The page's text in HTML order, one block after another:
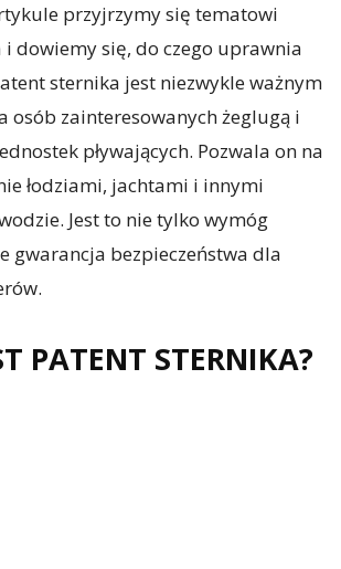
przyjrzymy się tematowi
dowiemy się, do czego uprawnia
sternika jest niezwykle ważnym
osób zainteresowanych żeglugą i
pływających. Pozwala on na
łodziami, jachtami i innymi
Jest to nie tylko wymóg
gwarancja bezpieczeństwa dla
PATENT STERNIKA?